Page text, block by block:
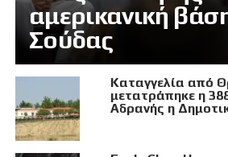
αμερικανική
Σούδας
Καταγγελία από
μετατράπηκε η
Αδρανής η